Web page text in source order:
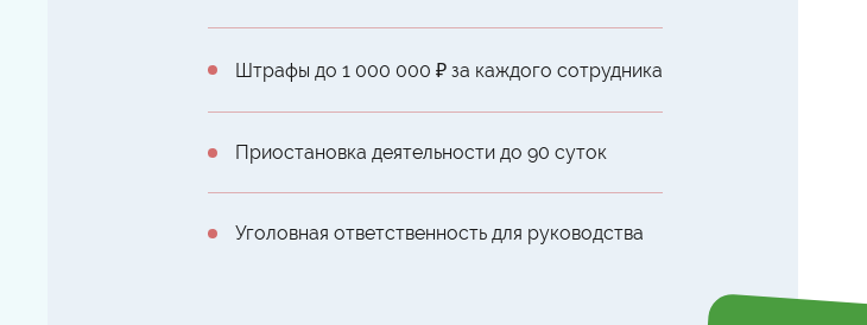
Штрафы до 1 000 000 ₽ за каждого сотрудника
Приостановка деятельности до 90 суток
Уголовная ответственность для руководства